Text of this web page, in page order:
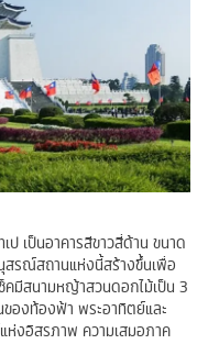
ป เป็นอาคารสีขาวสี่ด้าน ขนาด
สรณ์สถานแห่งนี้สร้างขึ้นเพื่อ
คมีสนามหญ้าสวนดอกไม้เป็น 3
องท้องฟ้า พระอาทิตย์และ
งอิสรภาพ ความเสมอภาค